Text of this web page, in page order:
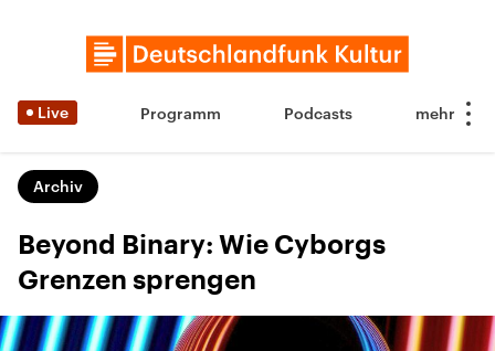
Live Programm Podcasts
Archiv
Beyond Binary: Wie Cyborgs
Grenzen sprengen